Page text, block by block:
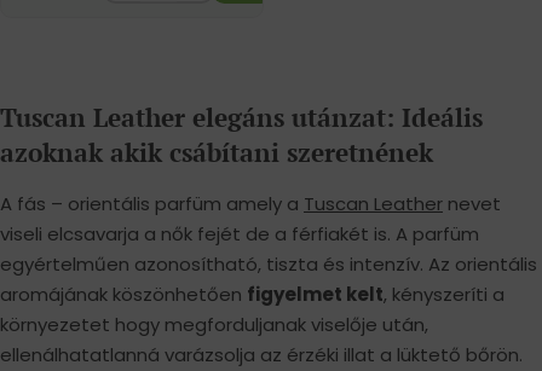
Tuscan Leather elegáns utánzat: Ideális
azoknak akik csábítani szeretnének
A fás – orientális parfüm amely a Tuscan Leather nevet
viseli elcsavarja a nők fejét de a férfiakét is. A parfüm
egyértelműen azonosítható, tiszta és intenzív. Az orientális
aromájának köszönhetően figyelmet kelt, kényszeríti a
környezetet hogy megforduljanak viselője után,
ellenálhatatlanná varázsolja az érzéki illat a lüktető bőrön.